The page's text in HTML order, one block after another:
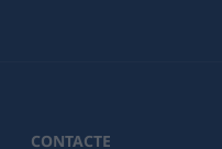
CONTACTE